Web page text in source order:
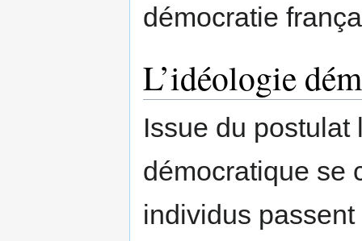
démocratie
L’idéologie
Issue du postulat
démocratique se
individus passent